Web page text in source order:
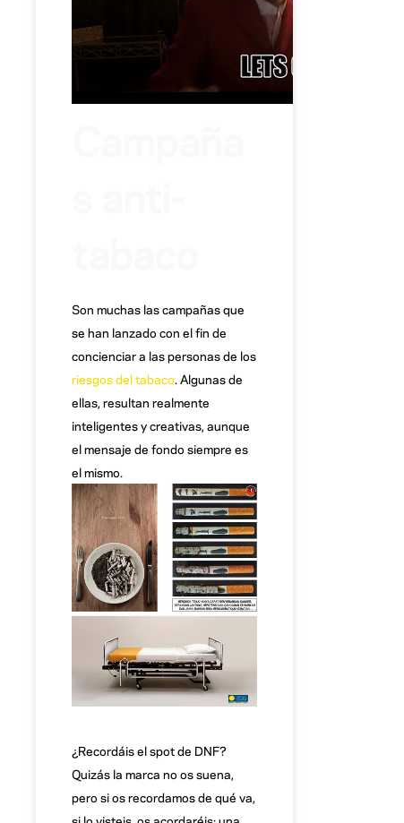
Son muchas las campañas que
se han lanzado con el fin de
concienciar a las personas de los
riesgos del tabaco . Algunas de
ellas, resultan realmente
inteligentes y creativas, aunque
el mensaje de fondo siempre es
el mismo.
¿Recordáis el spot de DNF?
Quizás la marca no os suena,
pero si os recordamos de qué va,